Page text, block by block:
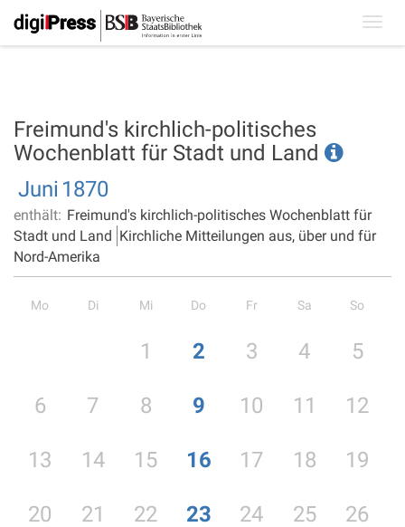
Freimund's kirchlich-politisches
Wochenblatt für Stadt und Land
Juni 1870
enthält: Freimund's kirchlich-politisches Wochenblatt für
Stadt und Land Kirchliche Mitteilungen aus, über und für
Nord-Amerika
Mo Di Mi Do Fr Sa So
1 2 3 4 5
6 7 8 9 10 11 12
13 14 15 16 17 18 19
20 21 22 23 24 25 26